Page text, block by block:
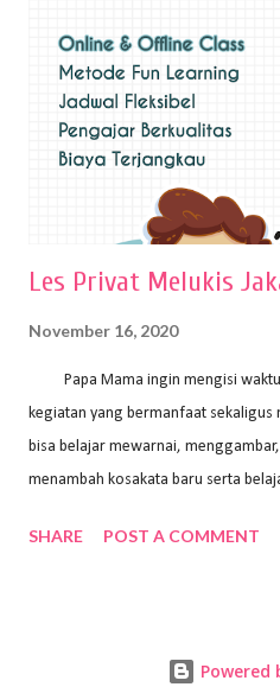
pelukis untuk menghasilkan lukisan
bernilai tinggi. Ciri teknik plakat Ciri-
warna yang kental dan tebal. Hasil
medianya Mem...
Les Privat Melukis
November 16, 2020
Papa Mama ingin mengisi waktu
kegiatan yang bermanfaat sekaligus
bisa belajar mewarnai,
menambah kosakata baru serta
kok untuk mengajar dengan metode
Alfabeta. ⁣⁣⁣⁣Ada pilihan online class
SHARE POST A COMMENT
Powered